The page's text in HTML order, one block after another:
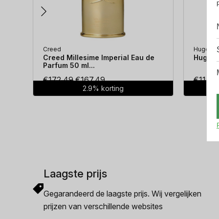
Creed
Creed Millesime Imperial Eau de
Parfum 50 ml...
€172.49Oorspronkelijke
prijs
€167.49Huidige
prijs
2.9% korting
Hugo
Hugo
€114.38
Laagste prijs
Gegarandeerd de laagste prijs. Wij vergelijken
prijzen van verschillende websites